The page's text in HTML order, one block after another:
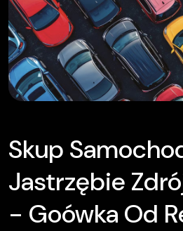
Skup
Jastrzębie
- Goówka Od